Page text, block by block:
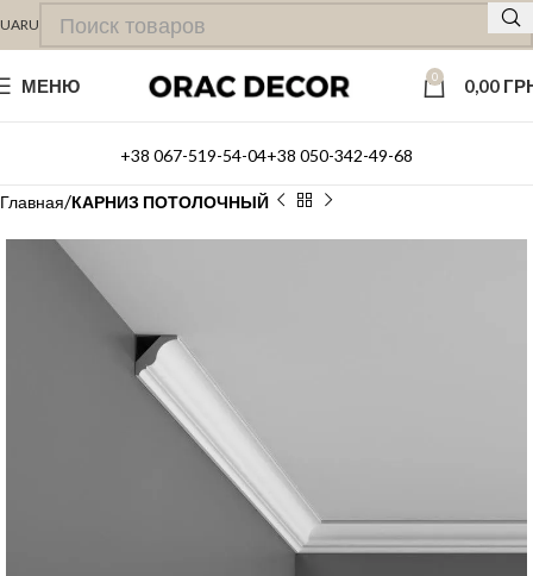
UARU
МЕНЮ 0 0,00
+38 067-519-54-04+38 050-342-49-68
Главная КАРНИЗ ПОТОЛОЧНЫЙ